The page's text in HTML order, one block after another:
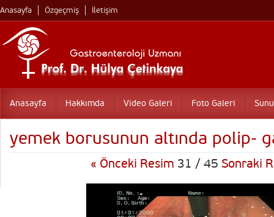
Anasayfa Özgeçmiş İletişim
Anasayfa Hakkımda Video Galeri Foto Galeri
yemek borusunun altında polip-
« Önceki Resim 31 / 45 Sonraki